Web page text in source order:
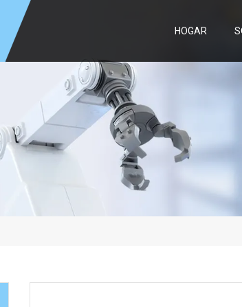
HOGAR